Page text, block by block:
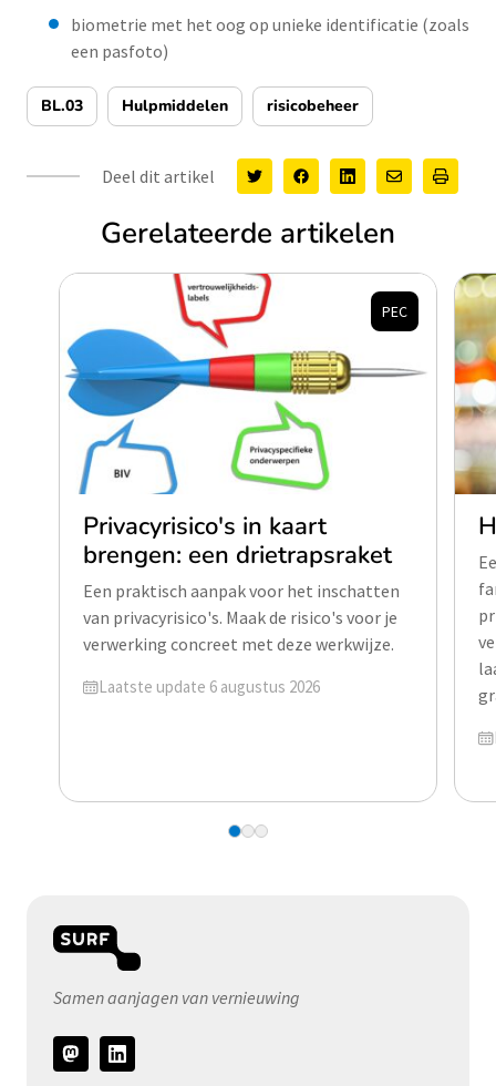
biometrie met het oog op unieke identificatie (zoals
een pasfoto)
BL.03 Hulpmiddelen risicobeheer
Deel dit artikel
Gerelateerde artikelen
Privacyrisico's in kaart
brengen: een drietrapsraket
Een praktisch aanpak voor het inschatten
van privacyrisico's. Maak de risico's voor je
verwerking concreet met deze werkwijze.
Geüpdatet op
Laatste update 6 augustus 2026
PEC
Samen aanjagen van vernieuwing
Volg
ons